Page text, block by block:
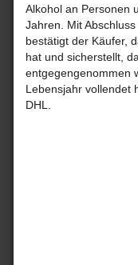
Alkohol an Personen
Jahren. Mit
bestätigt der Käufer,
hat und sicherstellt,
entgegengenommen
Lebensjahr vollendet
DHL.